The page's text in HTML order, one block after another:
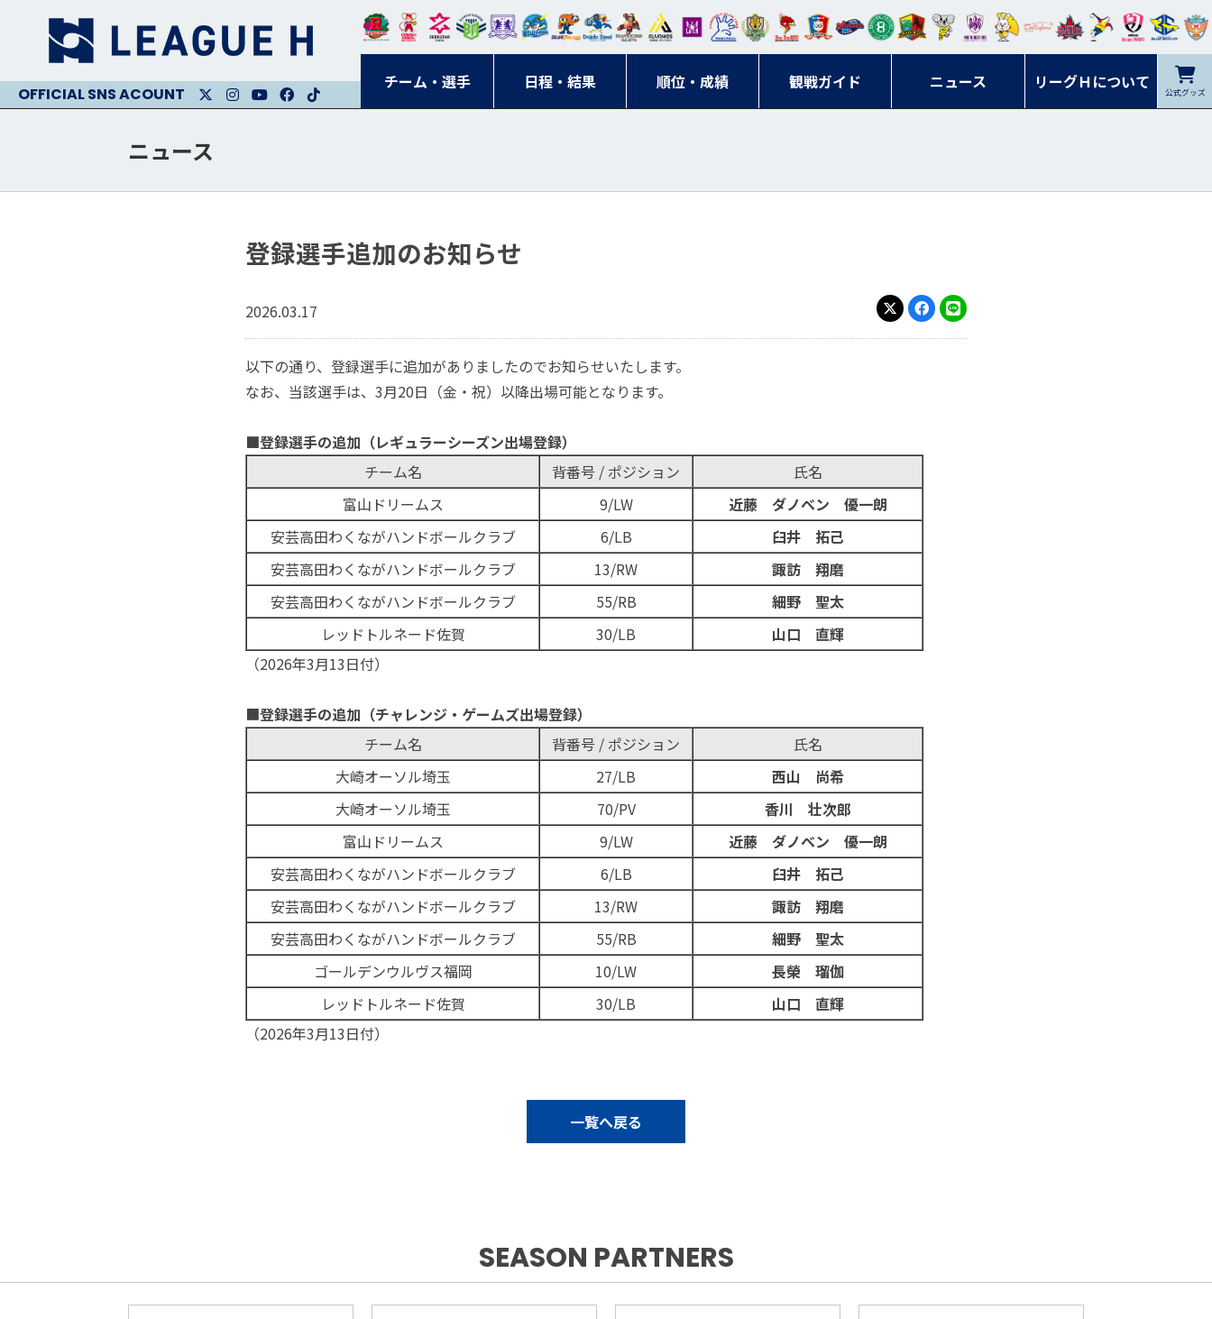
チーム・選手 日程・結果 順位・成績 観戦ガイド ニュース リーグＨについて 公式グッズ
東日
本レ
ガロ
オー
ソル
埼玉
クス
ター
東京
BM
ドリ
ーム
ス
寺ブ
ルー
サン
ーフ
ァル
コン
ニッ キン
ス大
阪
エゾハン
ンウ
ルヴ
ス福
ルネ コラ
ンマ
ーレ
ービ
ー石
ック 名古
オレ
ット
ツ
フォ
ーレ
岡山
イプ
ルレ
ッズ
シラ トピ
ンデ
ィー
クヤ
鹿児
島
ニュース
登録選手追加のお知らせ
2026.03.17
X
Facebook
LINE
以下の通り、登録選手に追加がありましたのでお知らせいたします。
なお、当該選手は、3月20日（金・祝）以降出場可能となります。
■登録選手の追加（レギュラーシーズン出場登録）
チーム名
背番号 / ポジション
氏名
富山ドリームス
9/LW
近藤 ダノベン 優一朗
安芸高田わくながハンドボールクラブ
6/LB
臼井 拓己
安芸高田わくながハンドボールクラブ
13/RW
諏訪 翔磨
安芸高田わくながハンドボールクラブ
55/RB
細野 聖太
レッドトルネード佐賀
30/LB
山口 直輝
（2026年3月13日付）
■登録選手の追加（チャレンジ・ゲームズ出場登録）
チーム名
背番号 / ポジション
氏名
大崎オーソル埼玉
27/LB
西山 尚希
大崎オーソル埼玉
70/PV
香川 壮次郎
富山ドリームス
9/LW
近藤 ダノベン 優一朗
安芸高田わくながハンドボールクラブ
6/LB
臼井 拓己
安芸高田わくながハンドボールクラブ
13/RW
諏訪 翔磨
安芸高田わくながハンドボールクラブ
55/RB
細野 聖太
ゴールデンウルヴス福岡
10/LW
長榮 瑠伽
レッドトルネード佐賀
30/LB
山口 直輝
（2026年3月13日付）
一覧へ戻る
SEASON PARTNERS